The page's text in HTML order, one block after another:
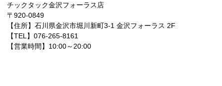
チックタック金沢フォーラス店
〒920-0849
【住所】石川県金沢市堀川新町3-1 金沢フォーラス 2F
【TEL】076-265-8161
【営業時間】10:00～20:00